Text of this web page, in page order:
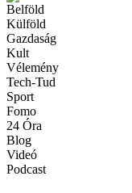
Belföld
Külföld
Gazdaság
Kult
Vélemény
Tech-Tud
Sport
Fomo
24 Óra
Blog
Videó
Podcast